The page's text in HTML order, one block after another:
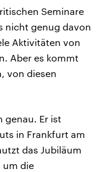
Seminare
nicht genug davon
Aktivitäten von
Aber es kommt
von diesen
genau. Er ist
in Frankfurt am
das Jubiläum
um die